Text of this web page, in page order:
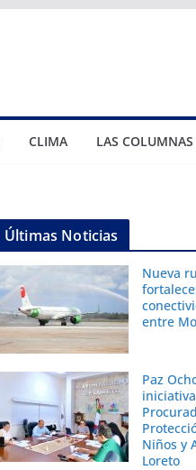
CLIMA LAS COLUMNAS
Últimas Noticias
Nueva
entre
Paz
Niños y
Loreto